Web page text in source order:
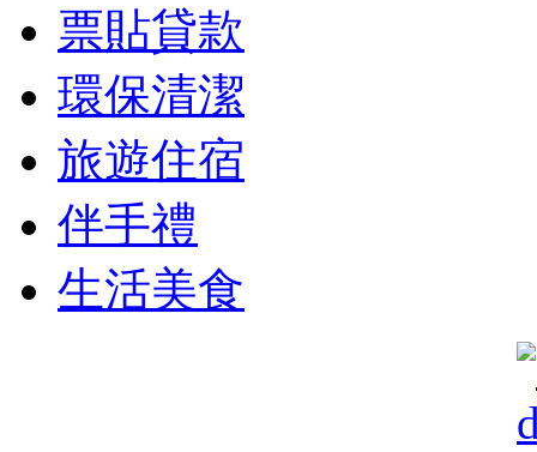
票貼貸款
環保清潔
旅遊住宿
伴手禮
生活美食